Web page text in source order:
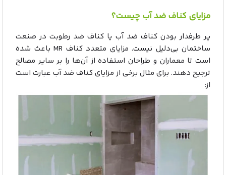
مزایای کناف ضد آب چیست؟
پر طرفدار بودن کناف ضد آب یا کناف ضد رطوبت در صنعت
ساختمان بی‌دلیل نیست. مزایای متعدد کناف MR باعث شده
است تا معماران و طراحان استفاده از آن‌ها را بر سایر مصالح
ترجیح دهند. برای مثال برخی از مزایای کناف ضد آب عبارت است
از: